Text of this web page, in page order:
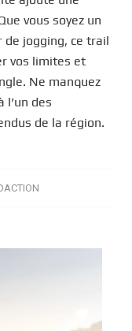
vous soyez un
jogging, ce trail
vos limites et
Ne manquez
des
de la région.